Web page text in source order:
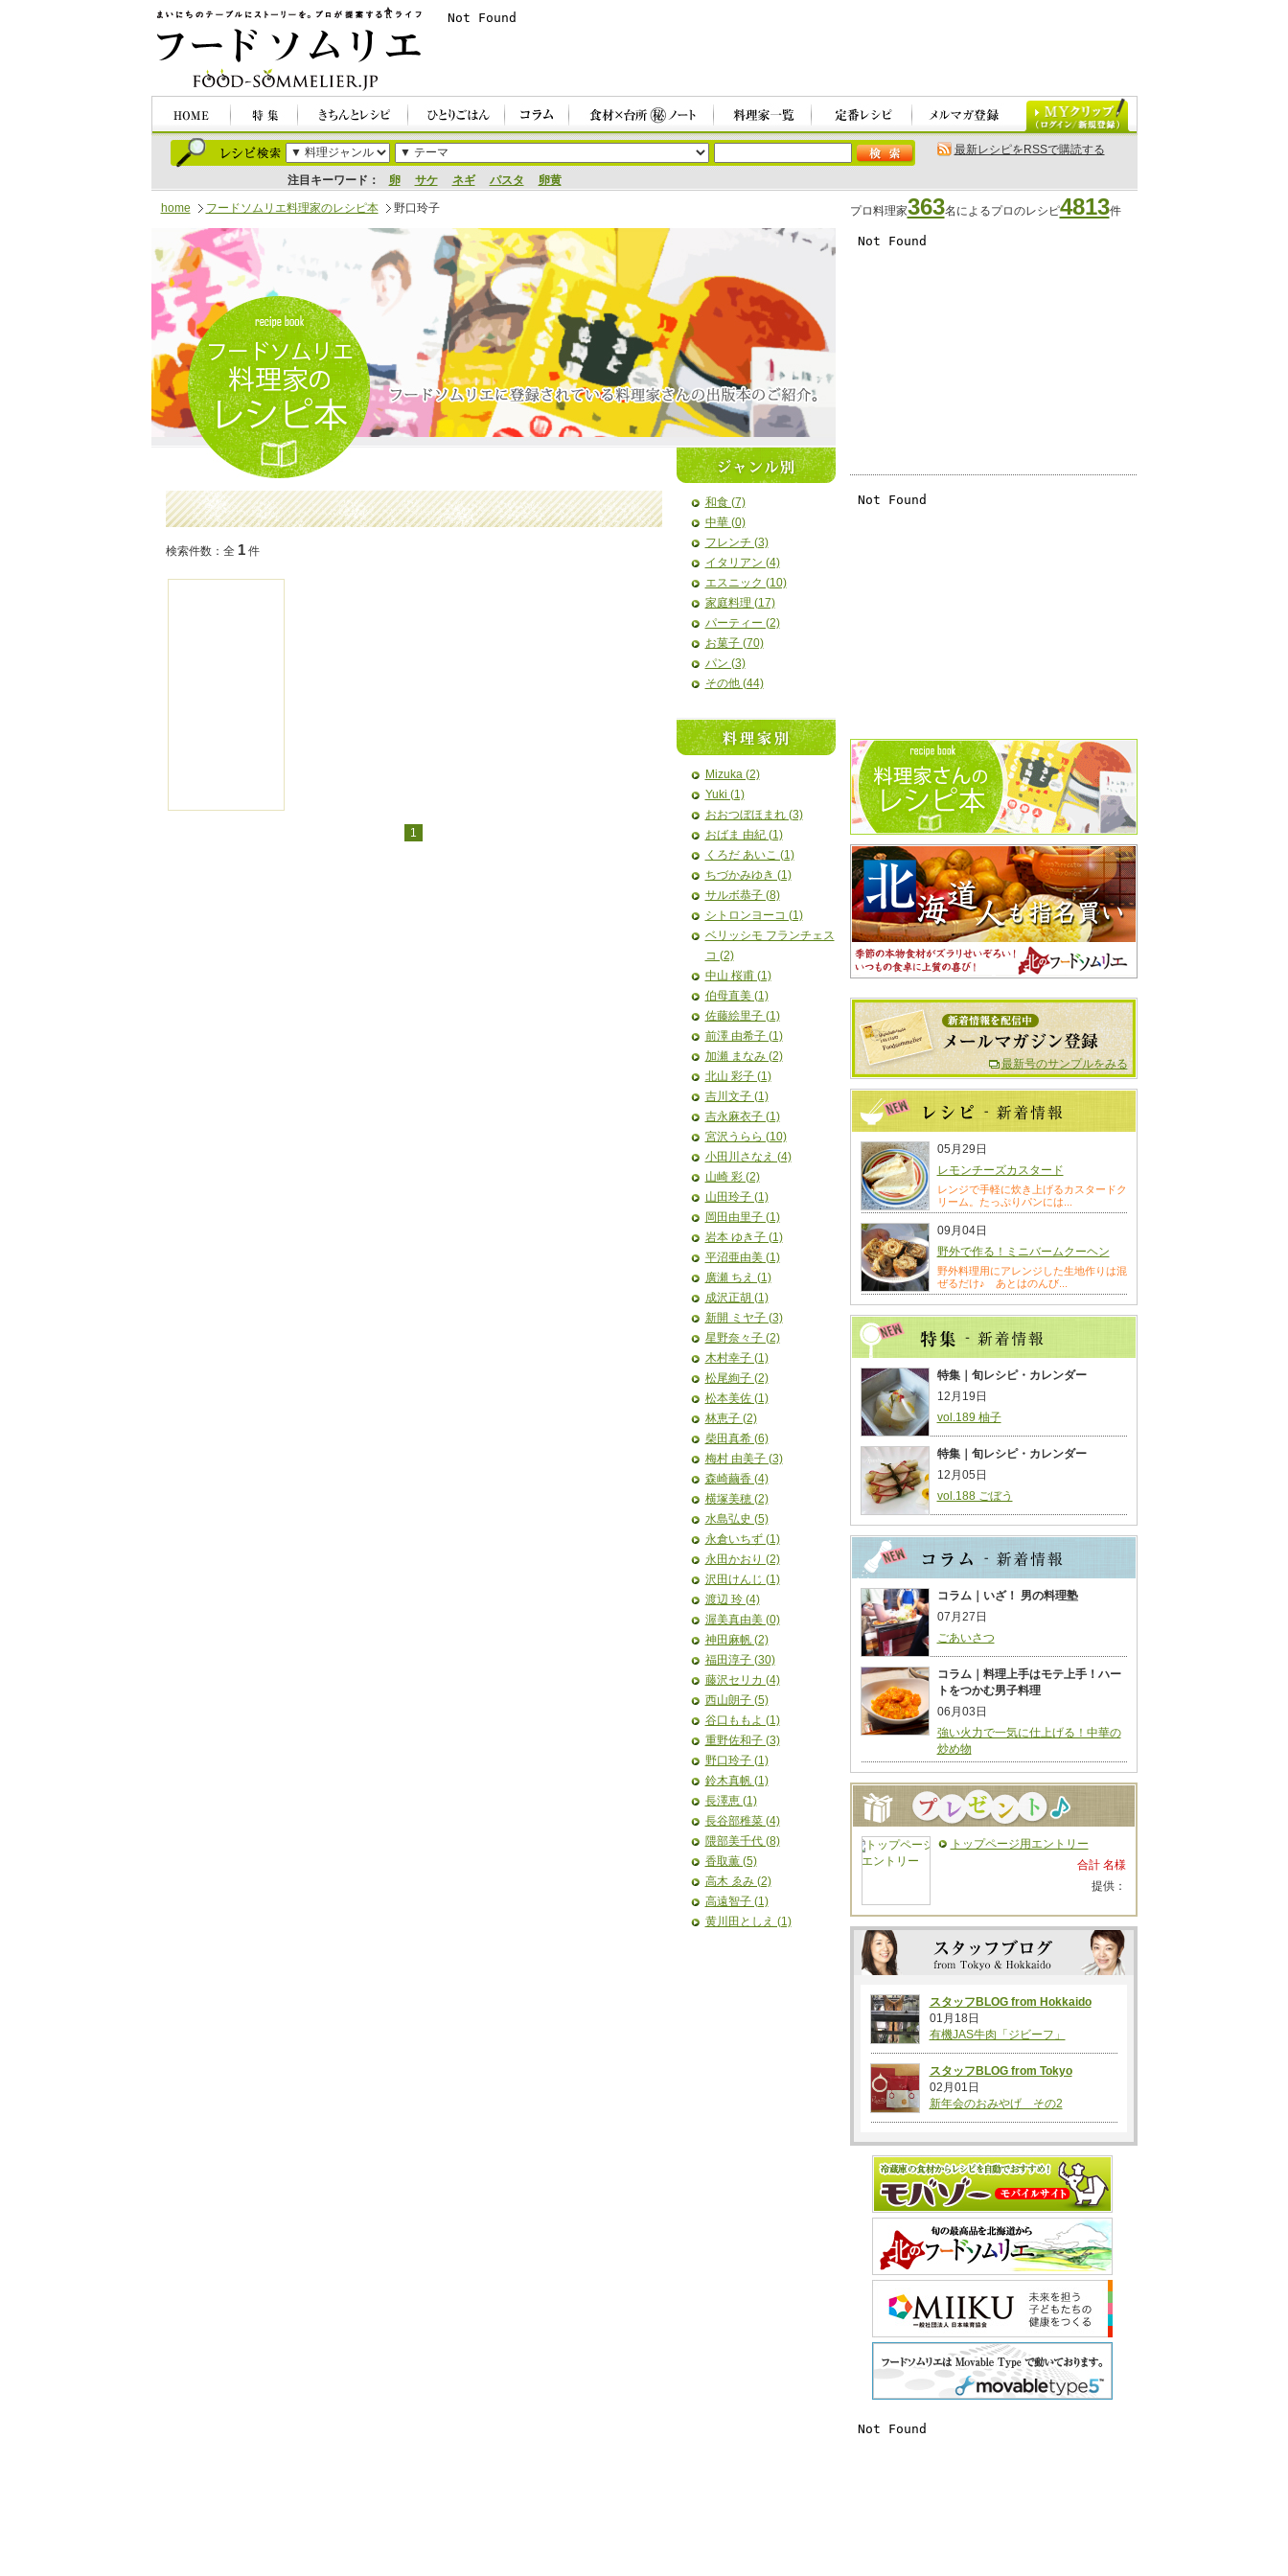
注目キーワード： 卵 サケ ネギ パスタ 卵黄
最新レシピをRSSで購読する
home フードソムリエ料理家のレシピ本 野口玲子 プロ料理家363名によるプロのレシピ4813件
和食 (7)
中華 (0)
フレンチ (3)
イタリアン (4)
エスニック (10)
家庭料理 (17)
パーティー (2)
お菓子 (70)
パン (3)
その他 (44)
Mizuka (2)
Yuki (1)
おおつぼほまれ (3)
おばま 由紀 (1)
くろだ あいこ (1)
ちづかみゆき (1)
サルボ恭子 (8)
シトロンヨーコ (1)
ベリッシモ フランチェス
コ (2)
中山 桜甫 (1)
伯母直美 (1)
佐藤絵里子 (1)
前澤 由希子 (1)
加瀬 まなみ (2)
北山 彩子 (1)
吉川文子 (1)
吉永麻衣子 (1)
宮沢うらら (10)
小田川さなえ (4)
山崎 彩 (2)
山田玲子 (1)
岡田由里子 (1)
岩本 ゆき子 (1)
平沼亜由美 (1)
廣瀬 ちえ (1)
成沢正胡 (1)
新開 ミヤ子 (3)
星野奈々子 (2)
木村幸子 (1)
松尾絢子 (2)
松本美佐 (1)
林恵子 (2)
柴田真希 (6)
梅村 由美子 (3)
森崎繭香 (4)
横塚美穂 (2)
水島弘史 (5)
永倉いちず (1)
永田かおり (2)
沢田けんじ (1)
渡辺 玲 (4)
渥美真由美 (0)
神田麻帆 (2)
福田淳子 (30)
藤沢セリカ (4)
西山朗子 (5)
谷口ももよ (1)
重野佐和子 (3)
野口玲子 (1)
鈴木真帆 (1)
長澤恵 (1)
長谷部稚菜 (4)
隈部美千代 (8)
香取薫 (5)
高木 ゑみ (2)
高遠智子 (1)
黄川田としえ (1)
検索件数：全 1件
1
最新号のサンプルをみる
05月29日
レモンチーズカスタード
レンジで手軽に炊き上げるカスタードク
リーム。たっぷりパンには...
09月04日
野外で作る！ミニバームクーヘン
野外料理用にアレンジした生地作りは混
ぜるだけ♪ あとはのんび...
特集｜旬レシピ・カレンダー
12月19日
vol.189 柚子
特集｜旬レシピ・カレンダー
12月05日
vol.188 ごぼう
コラム｜いざ！ 男の料理塾
07月27日
ごあいさつ
コラム｜料理上手はモテ上手！ハー
トをつかむ男子料理
06月03日
強い火力で一気に仕上げる！中華の
炒め物
トップページ用エントリー
合計 名様
提供：
スタッフBLOG from Hokkaido
01月18日
有機JAS牛肉「ジビーフ」
スタッフBLOG from Tokyo
02月01日
新年会のおみやげ その2